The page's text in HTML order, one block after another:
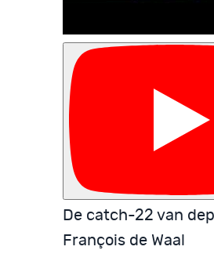
De catch­-22 van
François de Waal